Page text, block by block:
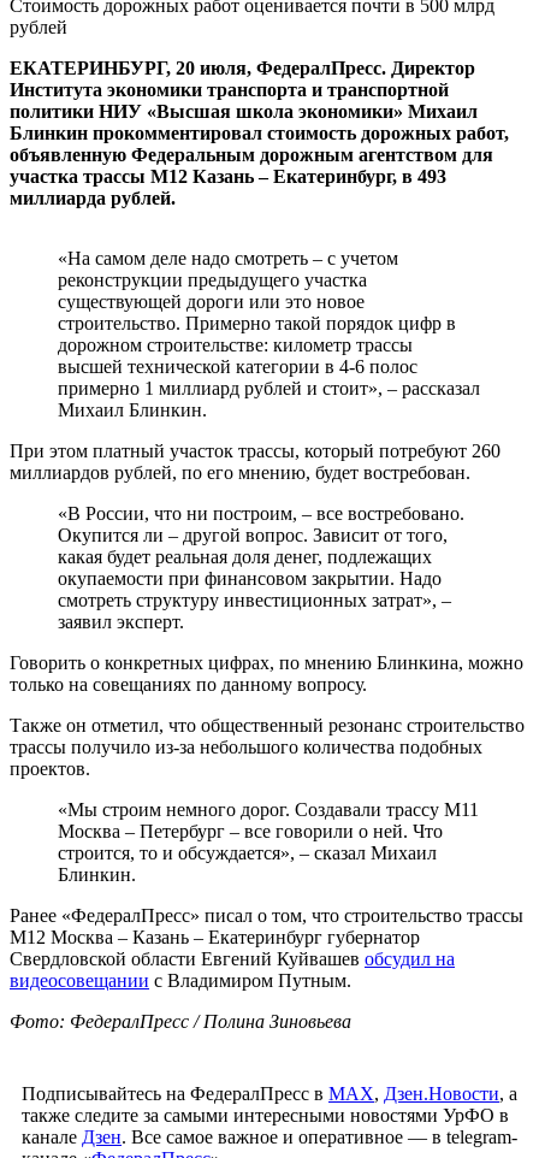
Стоимость дорожных работ оценивается почти в 500 млрд
рублей
ЕКАТЕРИНБУРГ, 20 июля, ФедералПресс. Директор
Института экономики транспорта и транспортной
политики НИУ «Высшая школа экономики» Михаил
Блинкин прокомментировал стоимость дорожных работ,
объявленную Федеральным дорожным агентством для
участка трассы М12 Казань – Екатеринбург, в 493
миллиарда рублей.
«На самом деле надо смотреть – с учетом
реконструкции предыдущего участка
существующей дороги или это новое
строительство. Примерно такой порядок цифр в
дорожном строительстве: километр трассы
высшей технической категории в 4-6 полос
примерно 1 миллиард рублей и стоит», – рассказал
Михаил Блинкин.
При этом платный участок трассы, который потребуют 260
миллиардов рублей, по его мнению, будет востребован.
«В России, что ни построим, – все востребовано.
Окупится ли – другой вопрос. Зависит от того,
какая будет реальная доля денег, подлежащих
окупаемости при финансовом закрытии. Надо
смотреть структуру инвестиционных затрат», –
заявил эксперт.
Говорить о конкретных цифрах, по мнению Блинкина, можно
только на совещаниях по данному вопросу.
Также он отметил, что общественный резонанс строительство
трассы получило из-за небольшого количества подобных
проектов.
«Мы строим немного дорог. Создавали трассу М11
Москва – Петербург – все говорили о ней. Что
строится, то и обсуждается», – сказал Михаил
Блинкин.
Ранее «ФедералПресс» писал о том, что строительство трассы
М12 Москва – Казань – Екатеринбург губернатор
Свердловской области Евгений Куйвашев обсудил на
видеосовещании с Владимиром Путным.
Фото: ФедералПресс / Полина Зиновьева
Подписывайтесь на ФедералПресс в МАХ, Дзен.Новости, а
также следите за самыми интересными новостями УрФО в
канале Дзен. Все самое важное и оперативное — в telegram-